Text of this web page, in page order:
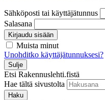
Sähköposti tai käyttäjätunnus
Salasana
Kirjaudu sisään
Muista minut
Unohditko käyttäjätunnuksesi?
Sulje
Etsi Rakennuslehti.fistä
Hae tältä sivustolta
Haku